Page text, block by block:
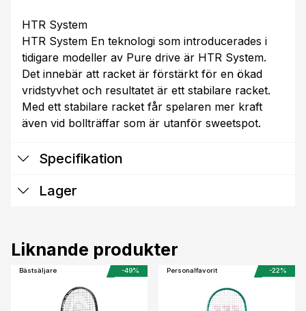
HTR System
HTR System En teknologi som introducerades i
tidigare modeller av Pure drive är HTR System.
Det innebär att racket är förstärkt för en ökad
vridstyvhet och resultatet är ett stabilare racket.
Med ett stabilare racket får spelaren mer kraft
även vid bollträffar som är utanför sweetspot.
Specifikation
Lager
Liknande produkter
Bästsäljare -49% Personalfavorit -22%